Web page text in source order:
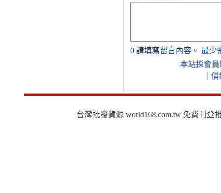
0 請填寫留言內容。 最少
本站採會員
借
台灣批發貨源 world168.com.tw 免費刊登